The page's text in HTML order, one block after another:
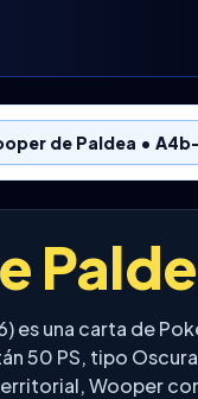
de Paldea •
es una carta de
50 PS, tipo
Wooper